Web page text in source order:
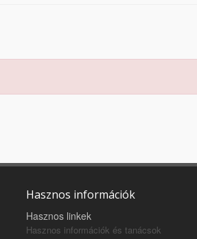
Hasznos információk
Hasznos linkek
Hasznos információk és tanácsok